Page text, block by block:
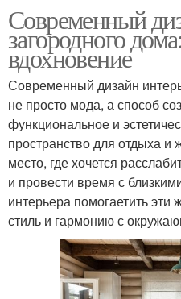
Современный
загородного
вдохновение
Современный дизайн
не просто мода, а способ
функциональное и
пространство для отдыха
место, где хочется
и провести время с
интерьера помогаетить
стиль и гармонию с